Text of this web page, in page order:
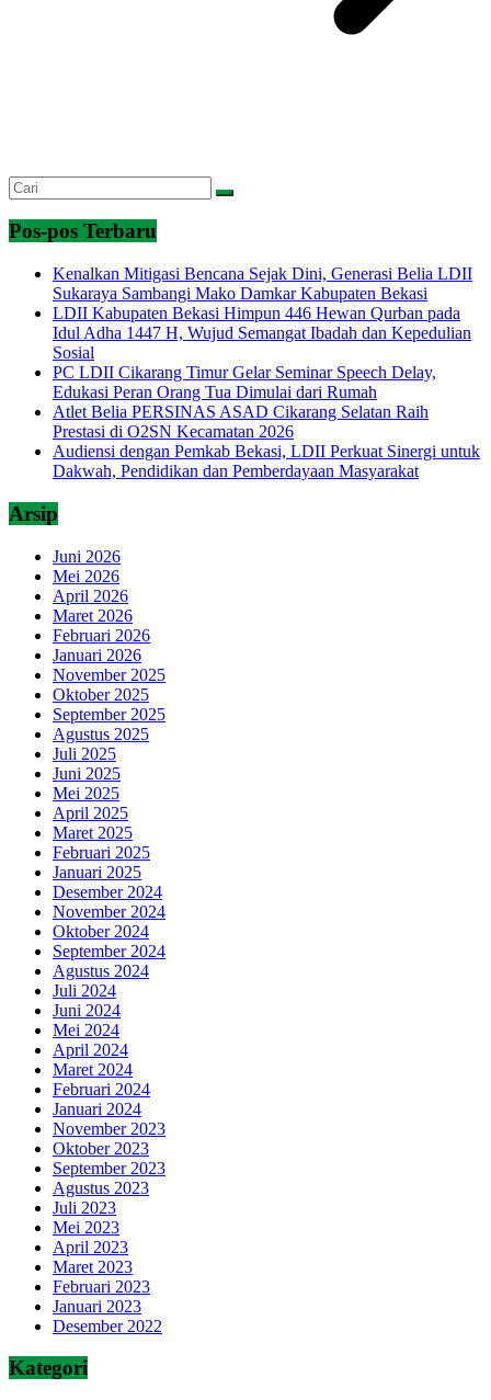
Pos-pos Terbaru
Kenalkan Mitigasi Bencana Sejak Dini, Generasi Belia LDII
Sukaraya Sambangi Mako Damkar Kabupaten Bekasi
LDII Kabupaten Bekasi Himpun 446 Hewan Qurban pada
Idul Adha 1447 H, Wujud Semangat Ibadah dan Kepedulian
Sosial
PC LDII Cikarang Timur Gelar Seminar Speech Delay,
Edukasi Peran Orang Tua Dimulai dari Rumah
Atlet Belia PERSINAS ASAD Cikarang Selatan Raih
Prestasi di O2SN Kecamatan 2026
Audiensi dengan Pemkab Bekasi, LDII Perkuat Sinergi untuk
Dakwah, Pendidikan dan Pemberdayaan Masyarakat
Arsip
Juni 2026
Mei 2026
April 2026
Maret 2026
Februari 2026
Januari 2026
November 2025
Oktober 2025
September 2025
Agustus 2025
Juli 2025
Juni 2025
Mei 2025
April 2025
Maret 2025
Februari 2025
Januari 2025
Desember 2024
November 2024
Oktober 2024
September 2024
Agustus 2024
Juli 2024
Juni 2024
Mei 2024
April 2024
Maret 2024
Februari 2024
Januari 2024
November 2023
Oktober 2023
September 2023
Agustus 2023
Juli 2023
Mei 2023
April 2023
Maret 2023
Februari 2023
Januari 2023
Desember 2022
Kategori